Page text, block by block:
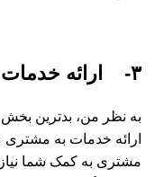
۳- ارائه خدمات به صورت نادرست
به نظر من، بدترین بخش
ارائه خدمات به
مشتری به کمک شما نیاز